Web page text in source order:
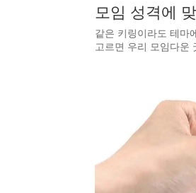
모임 성격에
같은 키링이라도 테마
고르면 우리 모임다운